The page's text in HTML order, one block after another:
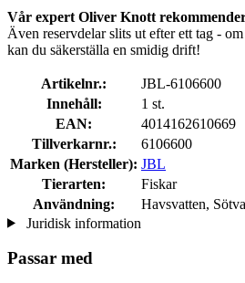
Vår expert Oliver Knott
Även reservdelar slits ut efter ett tag -
kan du säkerställa en smidig drift!
Artikelnr.:
JBL-6106600
Innehåll:
1 st.
EAN:
4014162610669
Tillverkarnr.:
6106600
Marken (Hersteller): JBL
Tierarten:
Fiskar
Användning:
Havsvatten,
Juridisk information
Passar med